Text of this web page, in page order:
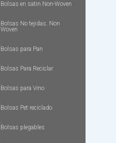
Bolsas en satin Non-Woven
Bolsas No tejidas. Non
Woven
Bolsas para Pan
Bolsas Para Reciclar
Bolsas para Vino
Bolsas Pet reciclado
Bolsas plegables